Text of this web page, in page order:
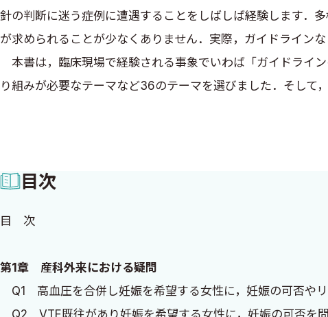
針の判断に迷う症例に遭遇することをしばしば経験します．
が求められることが少なくありません．実際，ガイドライン
本書は，臨床現場で経験される事象でいわば「ガイドライ
り組みが必要なテーマなど36のテーマを選びました．そして
執筆者の皆様には可能な限り具体的な症例の提示をお願い
療を学ぶ若手医師の皆様，あるいは周産期医療の第一線で活
浜松医科大学産婦人科 教授
目次
目 次
第1章 産科外来における疑問
Q1 高血圧を合併し妊娠を希望する女性に，妊娠の可否や
Q2 VTE既往があり妊娠を希望する女性に，妊娠の可否を